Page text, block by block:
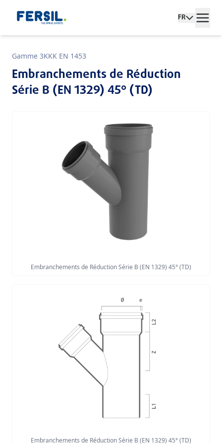
FR
Gamme 3KKK EN 1453
Embranchements de Réduction
Série B (EN 1329) 45° (TD)
Embranchements de Réduction Série B (EN 1329) 45° (TD)
Embranchements de Réduction Série B (EN 1329) 45° (TD)